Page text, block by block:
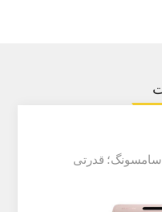
بزرگترین گلکسی تب سری S8 سامسونگ؛ قدرتی